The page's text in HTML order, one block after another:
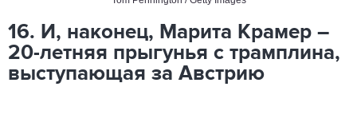
16. И, наконец, Марита Крамер –
20-летняя прыгунья с трамплина,
выступающая за Австрию